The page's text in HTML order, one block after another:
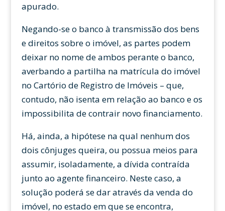
apurado.
Negando-se o banco à transmissão dos bens
e direitos sobre o imóvel, as partes podem
deixar no nome de ambos perante o banco,
averbando a partilha na matrícula do imóvel
no Cartório de Registro de Imóveis – que,
contudo, não isenta em relação ao banco e os
impossibilita de contrair novo financiamento.
Há, ainda, a hipótese na qual nenhum dos
dois cônjuges queira, ou possua meios para
assumir, isoladamente, a dívida contraída
junto ao agente financeiro. Neste caso, a
solução poderá se dar através da venda do
imóvel, no estado em que se encontra,